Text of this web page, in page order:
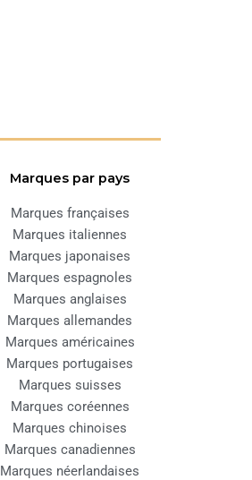
Marques par pays
Marques françaises
Marques italiennes
Marques japonaises
Marques espagnoles
Marques anglaises
Marques allemandes
Marques américaines
Marques portugaises
Marques suisses
Marques coréennes
Marques chinoises
Marques canadiennes
Marques néerlandaises